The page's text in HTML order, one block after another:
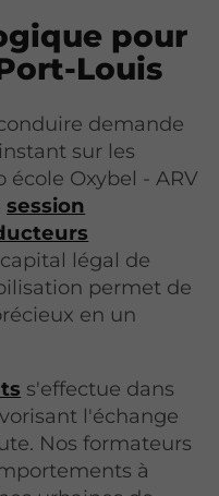
pour
Louis
demande
sur les
école Oxybel - ARV
session
légal de
permet de
en un
s'effectue dans
l'échange
Nos formateurs
à